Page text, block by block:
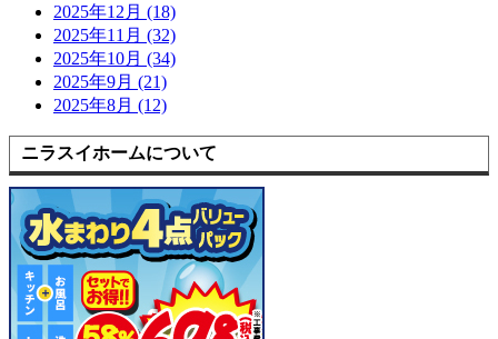
2025年12月 (18)
2025年11月 (32)
2025年10月 (34)
2025年9月 (21)
2025年8月 (12)
ニラスイホームについて